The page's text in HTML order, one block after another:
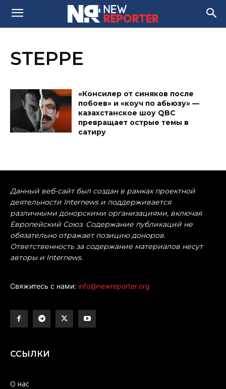
STEPPE
«Консилер от синяков после
побоев» и «коуч по абьюзу» —
казахстанское шоу QBC
превращает острые темы в
сатиру
Данный веб-сайт был создан в рамках проектной
деятельности Internews и поддерживается
различными донорскими организациями, включая
Европейский Союз. Содержание публикаций не
обязательно отражает позицию доноров.
Ответственность за содержание материалов несут
авторы и Internews.
Свяжитесь с нами: info@newreporter.org
ССЫЛКИ
О нас